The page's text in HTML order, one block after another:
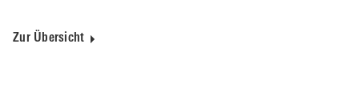
Zur Übersicht